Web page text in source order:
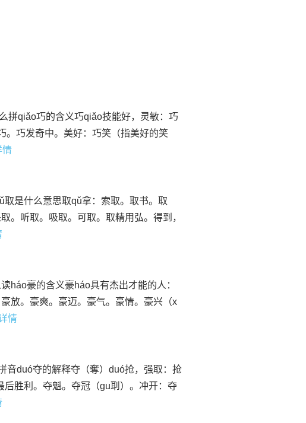
拼qiǎo巧的含义巧qiǎo技能好，灵敏：巧
。巧发奇中。美好：巧笑（指美好的笑
情
是什么意思取qǔ拿：索取。取书。取
。听取。吸取。可取。取精用弘。得到，
háo豪的含义豪háo具有杰出才能的人：
放。豪爽。豪迈。豪气。豪情。豪兴（x
情
音duó夺的解释夺（奪）duó抢，强取：抢
胜利。夺魁。夺冠（gu刵）。冲开：夺